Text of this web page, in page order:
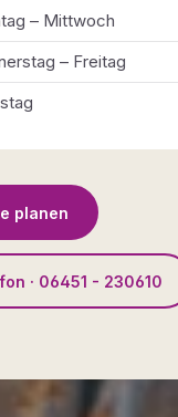
– Mittwoch
– Freitag
planen
· 06451 - 230610